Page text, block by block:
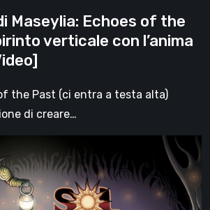
Maseylia: Echoes of the
verticale con l’anima
the Past (ci entra a testa alta)
di creare…